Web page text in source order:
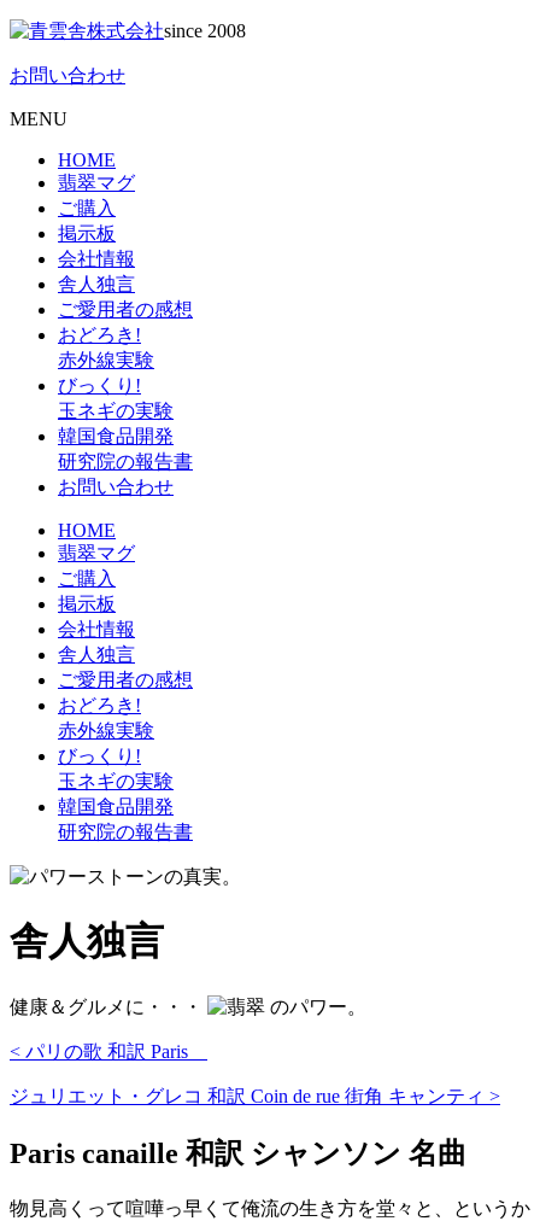
since 2008
お問い合わせ
MENU
HOME
翡翠マグ
ご購入
掲示板
会社情報
舎人独言
ご愛用者の感想
おどろき!
赤外線実験
びっくり!
玉ネギの実験
韓国食品開発
研究院の報告書
お問い合わせ
HOME
翡翠マグ
ご購入
掲示板
会社情報
舎人独言
ご愛用者の感想
おどろき!
赤外線実験
びっくり!
玉ネギの実験
韓国食品開発
研究院の報告書
舎人独言
健康＆グルメに・・・ のパワー。
< パリの歌 和訳 Paris
ジュリエット・グレコ 和訳 Coin de rue 街角 キャンティ >
Paris canaille 和訳 シャンソン 名曲
物見高くって喧嘩っ早くて俺流の生き方を堂々と、というか